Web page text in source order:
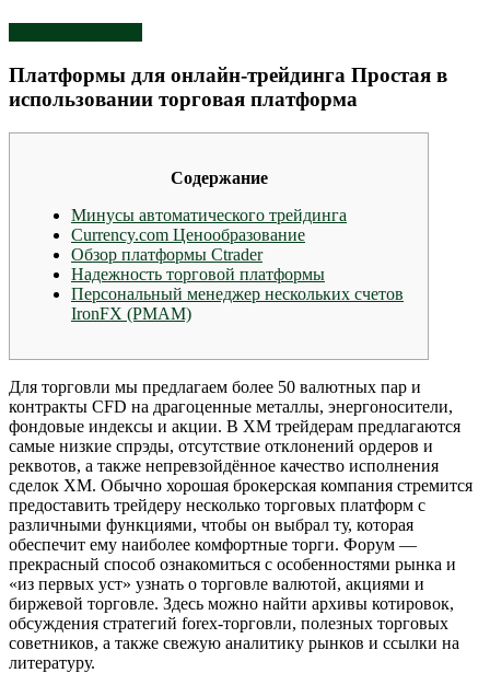
Платформы для онлайн-трейдинга Простая в
использовании торговая платформа
Содержание
Минусы автоматического трейдинга
Currency.com Ценообразование
Обзор платформы Ctrader
Надежность торговой платформы
Персональный менеджер нескольких счетов
IronFX (PMAM)
Для торговли мы предлагаем более 50 валютных пар и
контракты CFD на драгоценные металлы, энергоносители,
фондовые индексы и акции. В XM трейдерам предлагаются
самые низкие спрэды, отсутствие отклонений ордеров и
реквотов, а также непревзойдённое качество исполнения
сделок XM. Обычно хорошая брокерская компания стремится
предоставить трейдеру несколько торговых платформ с
различными функциями, чтобы он выбрал ту, которая
обеспечит ему наиболее комфортные торги. Форум —
прекрасный способ ознакомиться с особенностями рынка и
«из первых уст» узнать о торговле валютой, акциями и
биржевой торговле. Здесь можно найти архивы котировок,
обсуждения стратегий forex-торговли, полезных торговых
советников, а также свежую аналитику рынков и ссылки на
литературу.